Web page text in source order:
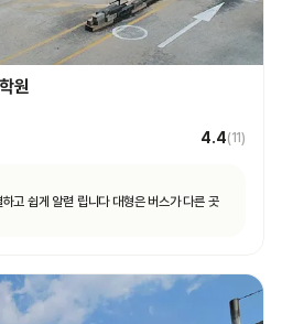
원
4.4(11)
고 쉽게 알렫 립니다 대형은 버스가 다른 곳